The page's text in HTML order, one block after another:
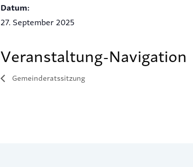
Datum:
27. September 2025
Veranstaltung-Navigation
Gemeinderatssitzung